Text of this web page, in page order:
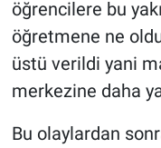
öğrencilere bu
öğretmene ne
üstü verildi yani
merkezine daha
Bu olaylardan